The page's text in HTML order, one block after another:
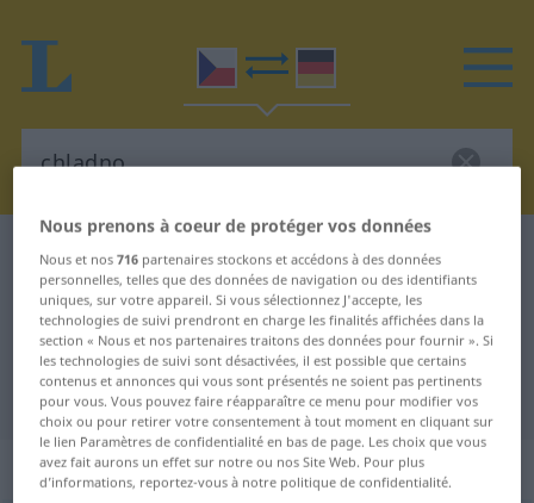
Dictionnaire Tchèque-Allemand chladno
Traduction Tchèque-Allemand de
"chladno"
"chladno" - traduction Allemand
„chladno“: Neutrum
Nous prenons à coeur de protéger vos données
Nous et nos716 partenaires stockons et accédons à des données
personnelles, telles que des données de navigation ou des identifiants
uniques, sur votre appareil. Si vous sélectionnez J'accepte, les
technologies de suivi prendront en charge les finalités affichées dans la
section « Nous et nos partenaires traitons des données pour fournir ». Si
les technologies de suivi sont désactivées, il est possible que certains
contenus et annonces qui vous sont présentés ne soient pas pertinents
pour vous. Vous pouvez faire réapparaître ce menu pour modifier vos
choix ou pour retirer votre consentement à tout moment en cliquant sur
le lien Paramètres de confidentialité en bas de page. Les choix que vous
avez fait aurons un effet sur notre ou nos Site Web. Pour plus
d’informations, reportez-vous à notre politique de confidentialité.